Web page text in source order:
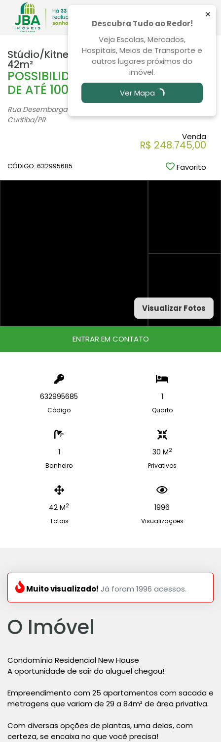
Stúdio/Kitnet 1 Quarto Santa Cândida
42m²
POSSIBILIDADE DE FINANCIAMENTO
DE ATÉ 100%
Rua Desembargador James Portugal, 420, Santa Cândida -
Curitiba/PR
Venda
R$ 248.745,00
CÓDIGO: 632995685 Favorito
Visualizar Fotos
ENTRAR EM CONTATO
632995685
Código
1
Quarto
1
Banheiro
30 M2
Privativos
42 M2
Totais
1996
Visualizações
Muito visualizado! Já foram 1996 acessos.
O Imóvel
Condomínio Residencial New House
A oportunidade de sair do aluguel chegou!
Empreendimento com 25 apartamentos com sacada e
metragens que variam de 29 a 84m² de área privativa.
Com diversas opções de plantas, uma delas, com
certeza, se encaixa no que você precisa!
×
Descubra Tudo ao Redor!
Veja Escolas, Mercados,
Hospitais, Meios de Transporte e
outros lugares próximos do
imóvel.
Ver Mapa